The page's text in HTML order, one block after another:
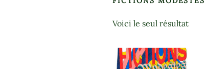
Voici le seul résultat